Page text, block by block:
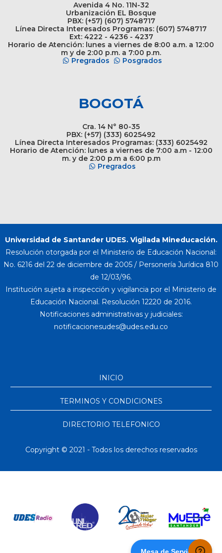
Avenida 4 No. 11N-32
Urbanización EL Bosque
PBX: (+57) (607) 5748717
Línea Directa Interesados Programas: (607) 5748717
Ext: 4222 - 4236 - 4237
Horario de Atención: lunes a viernes de 8:00 a.m. a 12:00
m y de 2:00 p.m. a 7:00 p.m.
Pregrados
Posgrados
BOGOTÁ
Cra. 14 N° 80-35
PBX: (+57) (333) 6025492
Línea Directa Interesados Programas: (333) 6025492
Horario de Atención: lunes a viernes de 7:00 a.m - 12:00
m. y de 2:00 p.m a 6:00 p.m
Pregrados
Universidad de Santander UDES. Vigilada Mineducación.
Resolución otorgada por el Ministerio de Educación Nacional:
No. 6216 del 22 de diciembre de 2005 / Personería Jurídica 810
de 12/03/96.
Institución sujeta a inspección y vigilancia por el Ministerio de
Educación Nacional. Resolución 12220 de 2016.
Notificaciones administrativas y judiciales:
INICIO
TERMINOS Y CONDICIONES
DIRECTORIO TELEFONICO
Copyright © 2021 - Todos los derechos reservados